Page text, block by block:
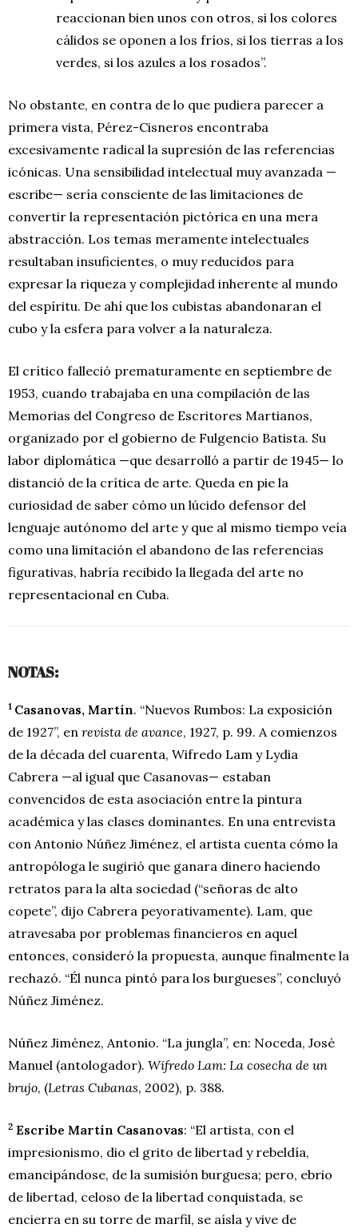
reaccionan bien unos con otros, si los colores
cálidos se oponen a los fríos, si los tierras a los
verdes, si los azules a los rosados”.
No obstante, en contra de lo que pudiera parecer a
primera vista, Pérez-Cisneros encontraba
excesivamente radical la supresión de las referencias
icónicas. Una sensibilidad intelectual muy avanzada —
escribe— sería consciente de las limitaciones de
convertir la representación pictórica en una mera
abstracción. Los temas meramente intelectuales
resultaban insuficientes, o muy reducidos para
expresar la riqueza y complejidad inherente al mundo
del espíritu. De ahí que los cubistas abandonaran el
cubo y la esfera para volver a la naturaleza.
El crítico falleció prematuramente en septiembre de
1953, cuando trabajaba en una compilación de las
Memorias del Congreso de Escritores Martianos,
organizado por el gobierno de Fulgencio Batista. Su
labor diplomática —que desarrolló a partir de 1945— lo
distanció de la crítica de arte. Queda en pie la
curiosidad de saber cómo un lúcido defensor del
lenguaje autónomo del arte y que al mismo tiempo veía
como una limitación el abandono de las referencias
figurativas, habría recibido la llegada del arte no
representacional en Cuba.
NOTAS:
1 Casanovas, Martín. “Nuevos Rumbos: La exposición
de 1927”, en revista de avance, 1927, p. 99. A comienzos
de la década del cuarenta, Wifredo Lam y Lydia
Cabrera —al igual que Casanovas— estaban
convencidos de esta asociación entre la pintura
académica y las clases dominantes. En una entrevista
con Antonio Núñez Jiménez, el artista cuenta cómo la
antropóloga le sugirió que ganara dinero haciendo
retratos para la alta sociedad (“señoras de alto
copete”, dijo Cabrera peyorativamente). Lam, que
atravesaba por problemas financieros en aquel
entonces, consideró la propuesta, aunque finalmente la
rechazó. “Él nunca pintó para los burgueses”, concluyó
Núñez Jiménez.
Núñez Jiménez, Antonio. “La jungla”, en: Noceda, José
Manuel (antologador). Wifredo Lam: La cosecha de un
brujo, (Letras Cubanas, 2002), p. 388.
2 Escribe Martín Casanovas: “El artista, con el
impresionismo, dio el grito de libertad y rebeldía,
emancipándose, de la sumisión burguesa; pero, ebrio
de libertad, celoso de la libertad conquistada, se
encierra en su torre de marfil, se aísla y vive de